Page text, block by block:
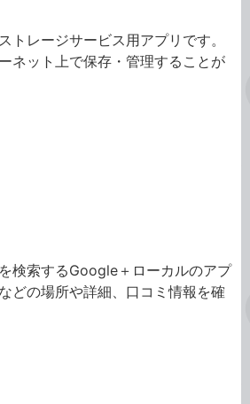
トレージサービス用アプリです。
ネット上で保存・管理することが
検索するGoogle＋ローカルのアプ
どの場所や詳細、口コミ情報を確